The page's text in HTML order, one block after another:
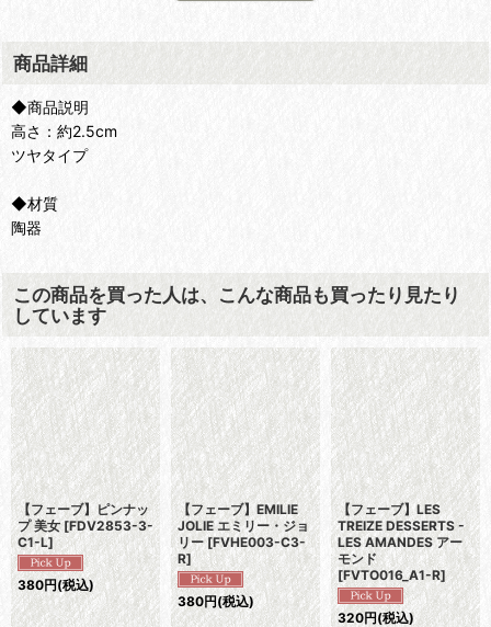
商品詳細
◆商品説明
高さ：約2.5cm
ツヤタイプ
◆材質
陶器
この商品を買った人は、こんな商品も買ったり見たり
しています
【フェーブ】ピンナッ
プ 美女 [FDV2853-3-
C1-L]
380円(税込)
【フェーブ】EMILIE
JOLIE エミリー・ジョ
リー [FVHE003-C3-
R]
380円(税込)
【フェーブ】LES
TREIZE DESSERTS -
LES AMANDES アー
モンド
[FVTO016_A1-R]
320円(税込)